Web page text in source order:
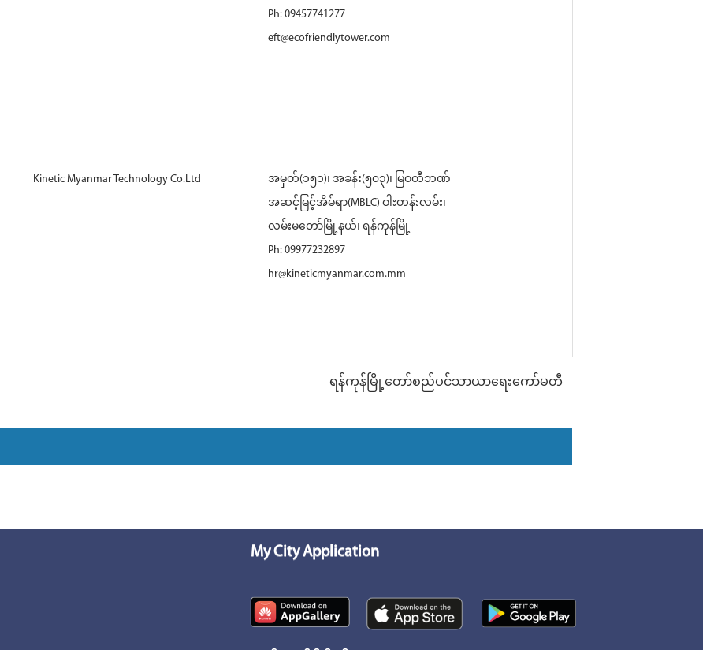
Ph: 09457741277
eft@ecofriendlytower.com
Kinetic Myanmar Technology Co.Ltd
အမှတ်(၁၅၁)၊ အခန်း(၅၀၃)၊ မြဝတီဘဏ်
အဆင့်မြင့်အိမ်ရာ(MBLC) ဝါးတန်းလမ်း၊
လမ်းမတော်မြို့နယ်၊ ရန်ကုန်မြို့
Ph: 09977232897
hr@kineticmyanmar.com.mm
ရန်ကုန်မြို့တော်စည်ပင်သာယာရေးကော်မတီ
My City Application